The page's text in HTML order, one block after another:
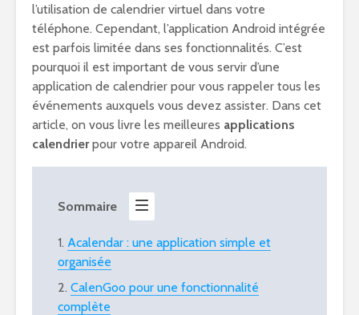
l’utilisation de calendrier virtuel dans votre
téléphone. Cependant, l’application Android intégrée
est parfois limitée dans ses fonctionnalités. C’est
pourquoi il est important de vous servir d’une
application de calendrier pour vous rappeler tous les
événements auxquels vous devez assister. Dans cet
article, on vous livre les meilleures applications
calendrierpour votre appareil Android.
Sommaire
Acalendar : une application simple et
organisée
CalenGoo pour une fonctionnalité
complète